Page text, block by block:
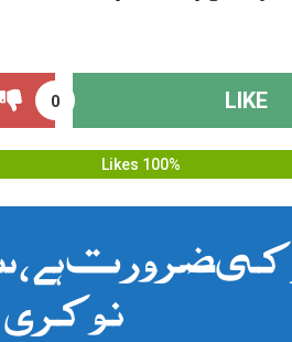
LIKE
0
100% Likes
ضرورت ہے ،
نوکری